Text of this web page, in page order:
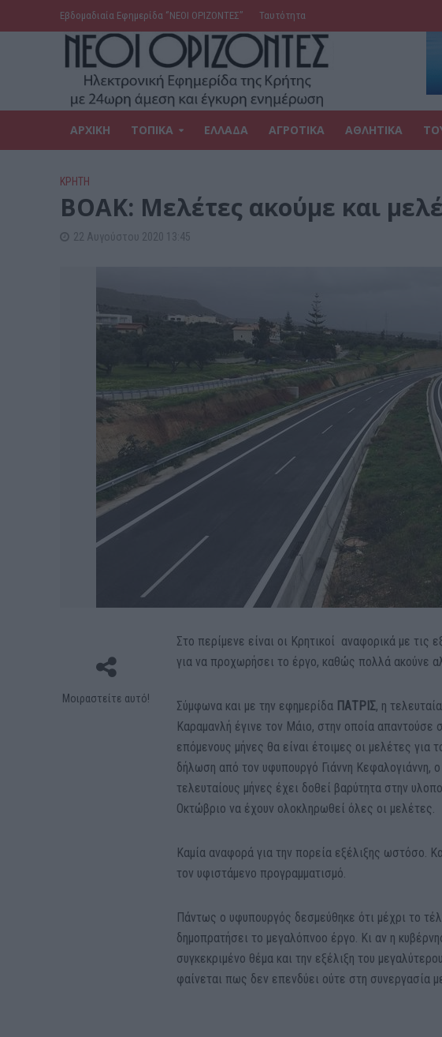
Εβδομαδιαία Εφημερίδα ‘’ΝΕΟΙ ΟΡΙΖΟΝΤΕΣ’’ Ταυτότητα
ΑΡΧΙΚΗ ΤΟΠΙΚΑ ΕΛΛΑΔΑ ΑΓΡΟΤΙΚΑ ΑΘΛΗΤΙΚΑ
ΚΡΗΤΗ
ΒΟΑΚ: Μελέτες ακούμε και
22 Αυγούστου 2020 13:45
Μοιραστείτε αυτό!
Στο περίμενε είναι οι Κρητικοί αναφορικά με τις
για να προχωρήσει το έργο, καθώς πολλά ακούνε
Σύμφωνα και με την εφημερίδα ΠΑΤΡΙΣ, η
Καραμανλή έγινε τον Μάιο, στην οποία
επόμενους μήνες θα είναι έτοιμες οι μελέτες
δήλωση από τον υφυπουργό Γιάννη Κεφαλογιάννη,
τελευταίους μήνες έχει δοθεί βαρύτητα στην
Οκτώβριο να έχουν ολοκληρωθεί όλες οι μελέτες.
Καμία αναφορά για την πορεία εξέλιξης ωστόσο.
τον υφιστάμενο προγραμματισμό.
Πάντως ο υφυπουργός δεσμεύθηκε ότι μέχρι το
δημοπρατήσει το μεγαλόπνοο έργο. Κι αν η
συγκεκριμένο θέμα και την εξέλιξη του
φαίνεται πως δεν επενδύει ούτε στη συνεργασία